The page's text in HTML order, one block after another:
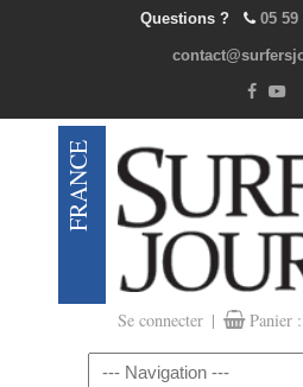
Questions ? 05 59
Se connecter | Panier :
Navigation